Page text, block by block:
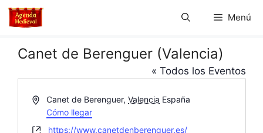
Saltar
Menú
Canet de Berenguer (Valencia)
« Todos los Eventos
D
r
Canet de Berenguer, Valencia España
Cómo llegar
W
https://www.canetdenberenguer.es/